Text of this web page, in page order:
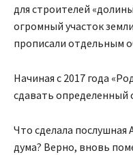
для строителей
огромный участок
прописали отдельным
Начиная с 2017 года
сдавать определенный
Что сделала
дума? Верно, вновь